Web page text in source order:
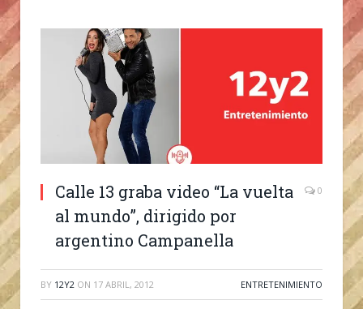
Calle 13 graba video “La vuelta
al mundo”, dirigido por
argentino Campanella
0
BY 12Y2 ON 17 ABRIL, 2012 ENTRETENIMIENTO